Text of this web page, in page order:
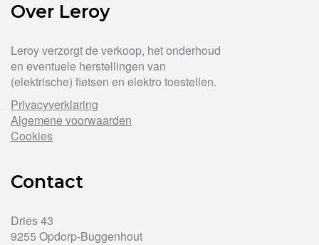
Over Leroy
Leroy verzorgt de verkoop, het onderhoud
en eventuele herstellingen van
(elektrische) fietsen en elektro toestellen.
Privacyverklaring
Algemene voorwaarden
Cookies
Contact
Dries 43
9255 Opdorp-Buggenhout